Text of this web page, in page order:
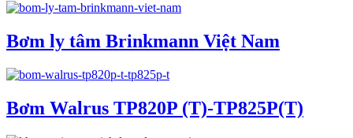
Bơm ly tâm Brinkmann Việt Nam
Bơm Walrus TP820P (T)-TP825P(T)